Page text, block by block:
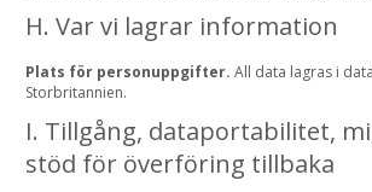
H. Var vi lagrar information
Plats för personuppgifter. All data lagras i
Storbritannien.
I. Tillgång, dataportabilitet,
stöd för överföring tillbaka